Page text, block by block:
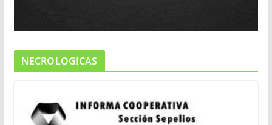
NECROLOGICAS